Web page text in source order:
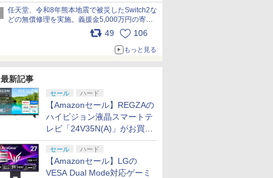
任天堂、令和8年熊本地震で被災したSwitch2な
どの無償修理を実施。義援金5,000万円の寄付
も発表 pic.x.com/BAYsMfUfUC
49 106
もっと見る
最新記事
セール ハード
【Amazonセール】REGZAの
ハイビジョン液晶スマートテ
レビ「24V35N(A)」がお買い
得！
セール ハード
【Amazonセール】LGの
VESA Dual Mode対応ゲーミ